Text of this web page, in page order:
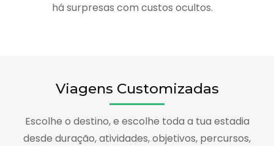
há surpresas com custos ocultos.
Viagens Customizadas
Escolhe o destino, e escolhe toda a tua estadia
desde duração, atividades, objetivos, percursos,